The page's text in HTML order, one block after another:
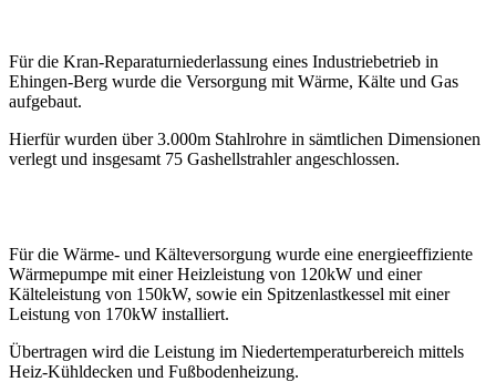
Für die Kran-Reparaturniederlassung eines Industriebetrieb in
Ehingen-Berg wurde die Versorgung mit Wärme, Kälte und Gas
aufgebaut.
Hierfür wurden über 3.000m Stahlrohre in sämtlichen Dimensionen
verlegt und insgesamt 75 Gashellstrahler angeschlossen.
Für die Wärme- und Kälteversorgung wurde eine energieeffiziente
Wärmepumpe mit einer Heizleistung von 120kW und einer
Kälteleistung von 150kW, sowie ein Spitzenlastkessel mit einer
Leistung von 170kW installiert.
Übertragen wird die Leistung im Niedertemperaturbereich mittels
Heiz-Kühldecken und Fußbodenheizung.